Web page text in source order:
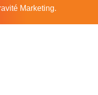
Marketing.